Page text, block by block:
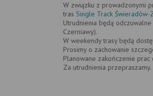
W związku z prowadzonymi
tras Single Track Świeradów-
Utrudnienia będą
Czerniawy).
W weekendy trasy będą
Prosimy o zachowanie
Planowane zakończenie
Za utrudnienia przepraszamy.